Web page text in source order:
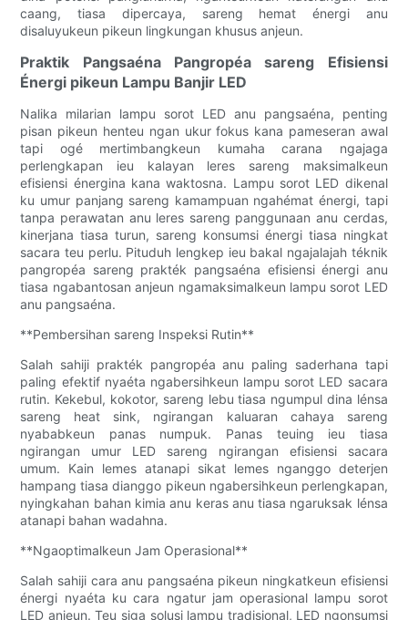
caang, tiasa dipercaya, sareng hemat énergi anu
disaluyukeun pikeun lingkungan khusus anjeun.
Praktik Pangsaéna Pangropéa sareng Efisiensi
Énergi pikeun Lampu Banjir LED
Nalika milarian lampu sorot LED anu pangsaéna, penting
pisan pikeun henteu ngan ukur fokus kana pameseran awal
tapi ogé mertimbangkeun kumaha carana ngajaga
perlengkapan ieu kalayan leres sareng maksimalkeun
efisiensi énergina kana waktosna. Lampu sorot LED dikenal
ku umur panjang sareng kamampuan ngahémat énergi, tapi
tanpa perawatan anu leres sareng panggunaan anu cerdas,
kinerjana tiasa turun, sareng konsumsi énergi tiasa ningkat
sacara teu perlu. Pituduh lengkep ieu bakal ngajalajah téknik
pangropéa sareng prakték pangsaéna efisiensi énergi anu
tiasa ngabantosan anjeun ngamaksimalkeun lampu sorot LED
anu pangsaéna.
**Pembersihan sareng Inspeksi Rutin**
Salah sahiji prakték pangropéa anu paling saderhana tapi
paling efektif nyaéta ngabersihkeun lampu sorot LED sacara
rutin. Kekebul, kokotor, sareng lebu tiasa ngumpul dina lénsa
sareng heat sink, ngirangan kaluaran cahaya sareng
nyababkeun panas numpuk. Panas teuing ieu tiasa
ngirangan umur LED sareng ngirangan efisiensi sacara
umum. Kain lemes atanapi sikat lemes nganggo deterjen
hampang tiasa dianggo pikeun ngabersihkeun perlengkapan,
nyingkahan bahan kimia anu keras anu tiasa ngaruksak lénsa
atanapi bahan wadahna.
**Ngaoptimalkeun Jam Operasional**
Salah sahiji cara anu pangsaéna pikeun ningkatkeun efisiensi
énergi nyaéta ku cara ngatur jam operasional lampu sorot
LED anjeun. Teu siga solusi lampu tradisional, LED ngonsumsi